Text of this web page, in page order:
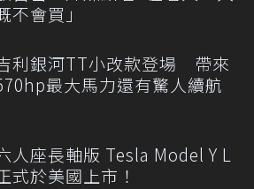
不會買」
利銀河TT小改款登場 帶來
最大馬力還有驚人續航
人座長軸版 Tesla Model Y L
式於美國上市！